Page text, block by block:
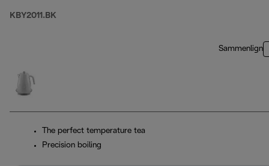
KBY2011.BK
Sammenlign
The perfect temperature tea
Precision boiling